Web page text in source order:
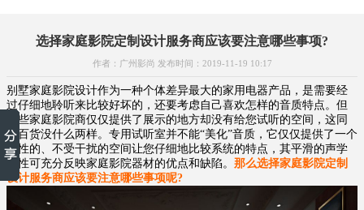
选择家庭影院定制设计服务商应该要注意哪些事项?
作者：广州影尚 发布时间：2019-11-19 10:17
别墅家庭影院设计作为一种个体差异最大的家用电器产品，是需要经
过仔细地聆听来比较好坏的，还要考虑自己喜欢怎样的音质特点。但
一些家庭影院商仅仅提供了展示的地方却没有给您试听的空间，这同
卖百货没什么两样。专用试听室并不能“美化”音质，它仅仅提供了一个
中性的、不受干扰的空间让您仔细地比较系统的特点，其平滑的声学
特性可充分反映家庭影院器材的优点和缺陷。 那么选择家庭影院定制
设计服务商应该要注意哪些事项呢?